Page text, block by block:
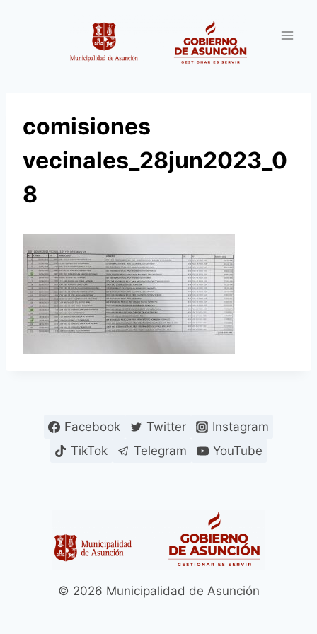
comisiones
vecinales_28jun2023_0
8
Facebook Twitter
Instagram
TikTok
Telegram YouTube
© 2026 Municipalidad de Asunción